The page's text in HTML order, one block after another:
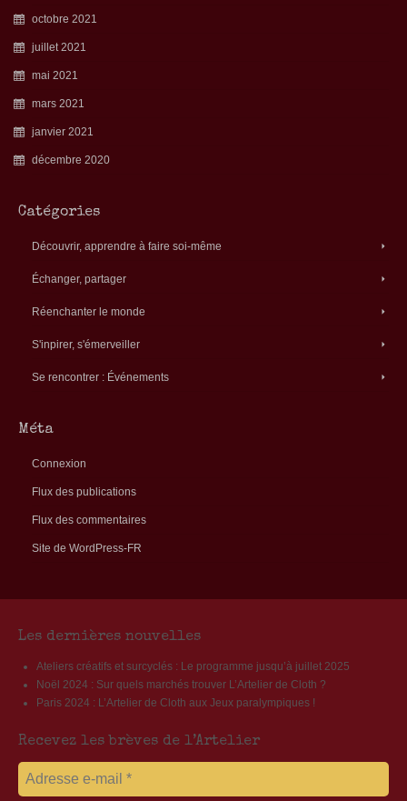
octobre 2021
juillet 2021
mai 2021
mars 2021
janvier 2021
décembre 2020
Catégories
Découvrir, apprendre à faire soi-même
Échanger, partager
Réenchanter le monde
S'inpirer, s'émerveiller
Se rencontrer : Événements
Méta
Connexion
Flux des publications
Flux des commentaires
Site de WordPress-FR
Les dernières nouvelles
Ateliers créatifs et surcyclés : Le programme jusqu’à juillet 2025
Noël 2024 : Sur quels marchés trouver L’Artelier de Cloth ?
Paris 2024 : L’Artelier de Cloth aux Jeux paralympiques !
Recevez les brèves de l’Artelier